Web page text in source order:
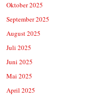
Oktober 2025
September 2025
August 2025
Juli 2025
Juni 2025
Mai 2025
April 2025